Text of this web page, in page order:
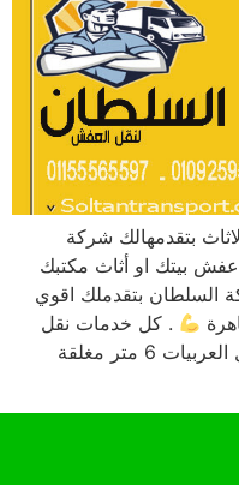
بتقدمهالك شركة
بيتك او أثاث مكتبك
السلطان بتقدملك اقوي
. كل خدمات نقل
العفش و الاثاث اللي محتاجها من أول العربيات 6 متر مغلقة